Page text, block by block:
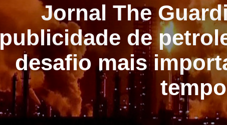
Jornal The
publicidade de
desafio mais